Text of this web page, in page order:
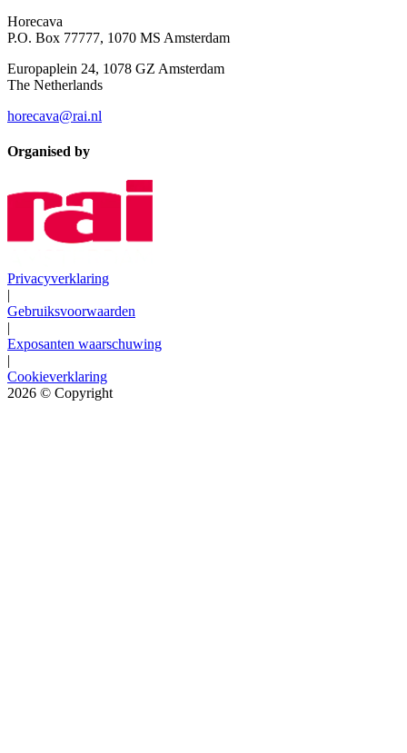
Horecava
P.O. Box 77777, 1070 MS Amsterdam
Europaplein 24, 1078 GZ Amsterdam
The Netherlands
horecava@rai.nl
Organised by
Privacyverklaring
|
Gebruiksvoorwaarden
|
Exposanten waarschuwing
|
Cookieverklaring
2026 © Copyright